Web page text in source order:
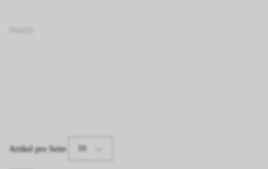
Artikel pro Seite 10